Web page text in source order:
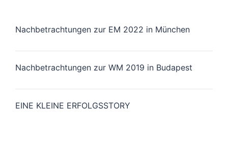
Nachbetrachtungen zur EM 2022 in München
Nachbetrachtungen zur WM 2019 in Budapest
EINE KLEINE ERFOLGSSTORY